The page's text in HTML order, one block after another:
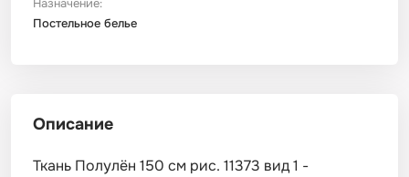
Назначение:
Постельное белье
Описание
Ткань Полулён 150 см рис. 11373 вид 1 -